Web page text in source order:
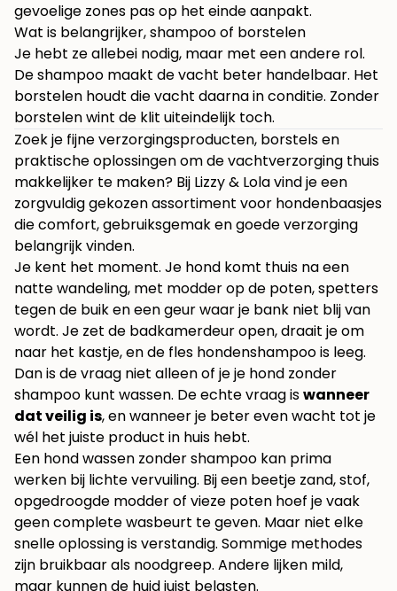
gevoelige zones pas op het einde aanpakt.
Wat is belangrijker, shampoo of borstelen
Je hebt ze allebei nodig, maar met een andere rol.
De shampoo maakt de vacht beter handelbaar. Het
borstelen houdt die vacht daarna in conditie. Zonder
borstelen wint de klit uiteindelijk toch.
Zoek je fijne verzorgingsproducten, borstels en
praktische oplossingen om de vachtverzorging thuis
makkelijker te maken? Bij Lizzy & Lolavind je een
zorgvuldig gekozen assortiment voor hondenbaasjes
die comfort, gebruiksgemak en goede verzorging
belangrijk vinden.
Je kent het moment. Je hond komt thuis na een
natte wandeling, met modder op de poten, spetters
tegen de buik en een geur waar je bank niet blij van
wordt. Je zet de badkamerdeur open, draait je om
naar het kastje, en de fles hondenshampoo is leeg.
Dan is de vraag niet alleen of je je hond zonder
shampoo kunt wassen. De echte vraag iswanneer
dat veilig is, en wanneer je beter even wacht tot je
wél het juiste product in huis hebt.
Een hond wassen zonder shampoo kan prima
werken bij lichte vervuiling. Bij een beetje zand, stof,
opgedroogde modder of vieze poten hoef je vaak
geen complete wasbeurt te geven. Maar niet elke
snelle oplossing is verstandig. Sommige methodes
zijn bruikbaar als noodgreep. Andere lijken mild,
maar kunnen de huid juist belasten.